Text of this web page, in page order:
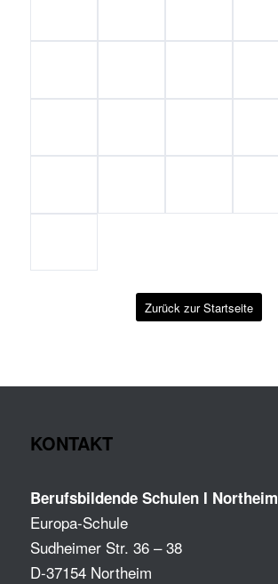
Zurück zur Startseite
KONTAKT
Berufsbildende Schulen I Northeim
Europa-Schule
Sudheimer Str. 36 – 38
D-37154 Northeim